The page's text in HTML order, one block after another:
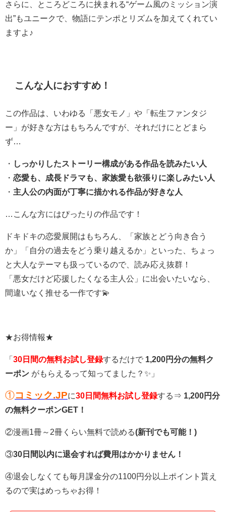
さらに、ところどころに挟まれる“ゲーム風のミッション演
出”もユニークで、物語にテンポとリズムを加えてくれてい
ますよ♪
こんな人におすすめ！
この作品は、いわゆる「悪女モノ」や「転生ファンタジ
ー」が好きな方はもちろんですが、それだけにとどまら
ず…
・ しっかりしたストーリー構成がある作品を読みたい人
・ 恋愛も、成長ドラマも、家族愛も欲張りに楽しみたい人
・ 主人公の内面が丁寧に描かれる作品が好きな人
…こんな方にはぴったりの作品です！
ドキドキの恋愛展開はもちろん、「家族とどう向き合う
か」「自分の過去をどう乗り越えるか」といった、ちょっ
と大人なテーマも扱っているので、読み応え抜群！
「悪女だけど応援したくなる主人公」に出会いたいなら、
間違いなく推せる一作です💫
★お得情報★
「 30日間の無料お試し登録するだけで 1,200円分の無料ク
ーポン がもらえるって知ってました？✨」
①コミック.JPに30日間無料お試し登録する⇒ 1,200円分
の無料クーポンGET！
②漫画1冊～2冊くらい無料で読める(新刊でも可能！)
③30日間以内に退会すれば費用はかかりません！
④退会しなくても毎月課金分の1100円分以上ポイント貰え
るので実はめっちゃお得！